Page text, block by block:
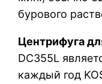
бурового
Центрифуга
DC355L
каждый год